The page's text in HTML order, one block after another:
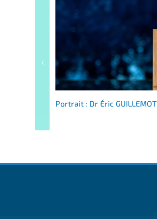
Portrait : Dr Éric GUILLEMOT